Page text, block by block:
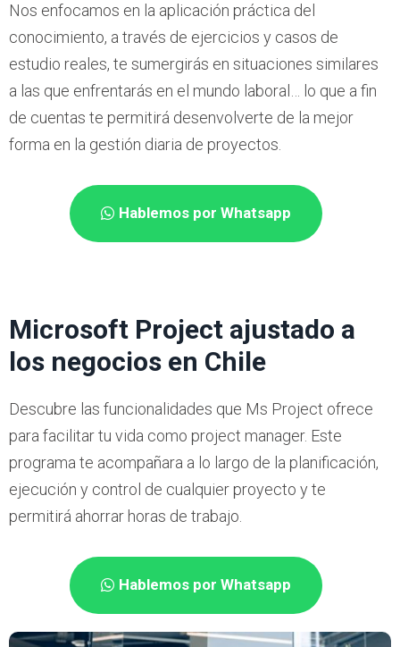
Nos enfocamos en la aplicación práctica del
conocimiento, a través de ejercicios y casos de
estudio reales, te sumergirás en situaciones similares
a las que enfrentarás en el mundo laboral… lo que a fin
de cuentas te permitirá desenvolverte de la mejor
forma en la gestión diaria de proyectos.
Hablemos por Whatsapp
Microsoft Project ajustado a
los negocios en Chile
Descubre las funcionalidades que Ms Project ofrece
para facilitar tu vida como project manager. Este
programa te acompañara a lo largo de la planificación,
ejecución y control de cualquier proyecto y te
permitirá ahorrar horas de trabajo.
Hablemos por Whatsapp